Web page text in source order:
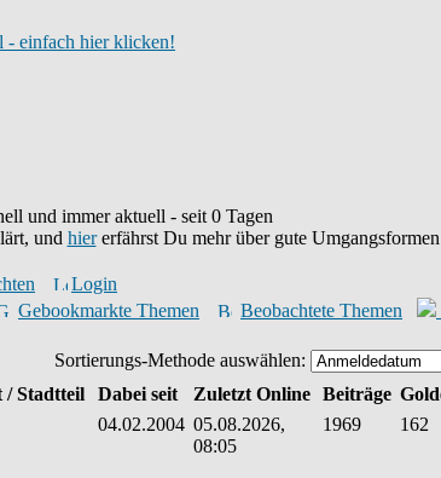
- einfach hier klicken!
und immer aktuell - seit 0 Tagen
und hiererfährst Du mehr über gute
Login
Gebookmarkte Themen
Beobachtete Themen
Sortierungs-Methode auswählen:
/ Stadtteil Dabei seit Zuletzt Online Beiträge
04.02.2004 05.08.2026,
08:05
1969 162